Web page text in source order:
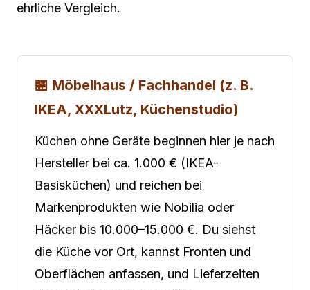
ehrliche Vergleich.
🏪 Möbelhaus / Fachhandel (z. B.
IKEA, XXXLutz, Küchenstudio)
Küchen ohne Geräte beginnen hier je nach
Hersteller bei ca. 1.000 € (IKEA-
Basisküchen) und reichen bei
Markenprodukten wie Nobilia oder
Häcker bis 10.000–15.000 €. Du siehst
die Küche vor Ort, kannst Fronten und
Oberflächen anfassen, und Lieferzeiten